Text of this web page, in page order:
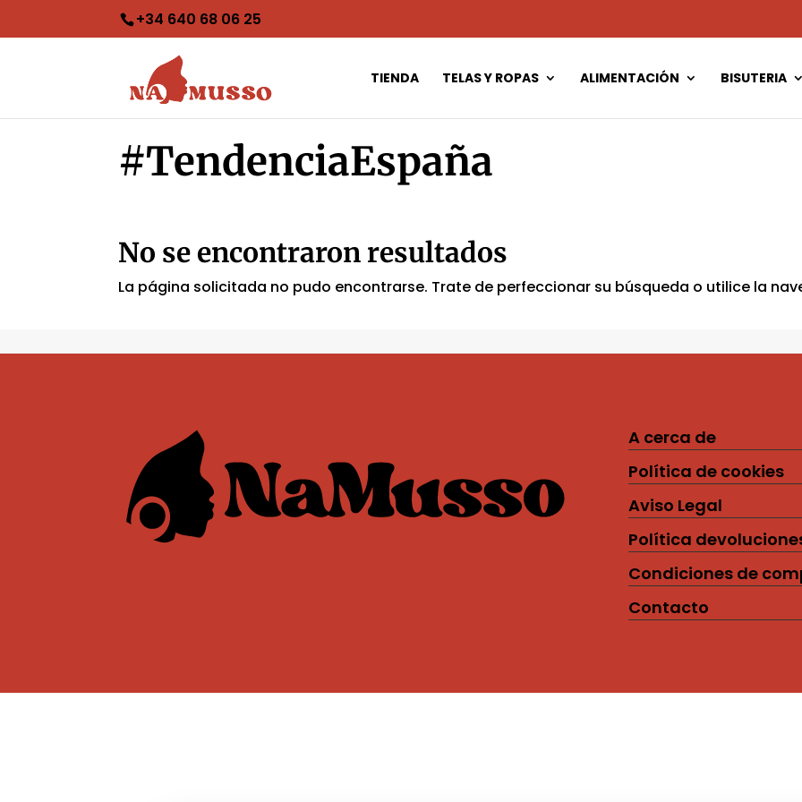
+34 640 68 06 25‬
TIENDA TELAS Y ROPAS ALIMENTACIÓN BISUTERIA
#TendenciaEspaña
No se encontraron resultados
La página solicitada no pudo encontrarse. Trate de perfeccionar su búsqueda o utilice la
A cerca de
Política de cookies
Aviso Legal
Política
Condiciones de
Contacto